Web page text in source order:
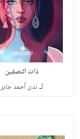
ذات النصفين
لـ ندى أحمد جابر